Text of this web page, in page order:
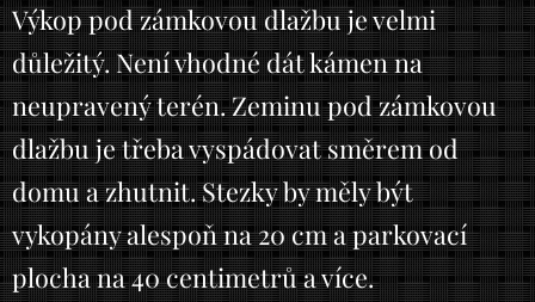
Výkop pod zámkovou dlažbu je velmi
důležitý. Není vhodné dát kámen na
neupravený terén. Zeminu pod zámkovou
dlažbu je třeba vyspádovat směrem od
domu a zhutnit. Stezky by měly být
vykopány alespoň na 20 cm a parkovací
plocha na 40 centimetrů a více.